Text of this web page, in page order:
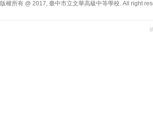
版權所有 @ 2017, 臺中市立文華高級中等學校. All right